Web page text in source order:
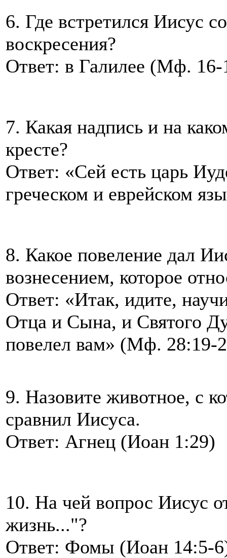
6. Где встретился Иисус
воскресения?
Ответ: в Галилее (Мф. 16-
7. Какая надпись и на
кресте?
Ответ: «Сей есть царь
греческом и еврейском
8. Какое повеление дал
вознесением, которое
Ответ: «Итак, идите,
Отца и Сына, и Святого
повелел вам» (Мф. 28:19-
9. Назовите животное, с
сравнил Иисуса.
Ответ: Агнец (Иоан 1:29)
10. На чей вопрос Иисус
жизнь..."?
Ответ: Фомы (Иоан 14:5-